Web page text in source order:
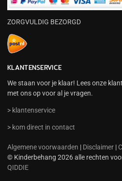
ZORGVULDIG BEZORGD
KLANTENSERVICE
We staan voor je klaar! Lees onze
met ons op voor al je vragen.
> klantenservice
> kom direct in contact
Algemene voorwaarden | Disclaimer |
© Kinderbehang 2026 alle rechten
QIDDIE